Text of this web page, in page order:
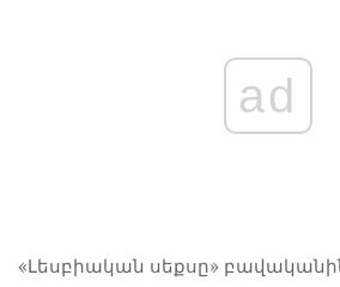
ad
«Լեսբիական սեքսը»